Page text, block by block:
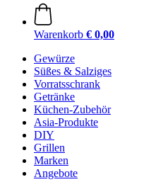
Warenkorb € 0,00
Gewürze
Süßes & Salziges
Vorratsschrank
Getränke
Küchen-Zubehör
Asia-Produkte
DIY
Grillen
Marken
Angebote